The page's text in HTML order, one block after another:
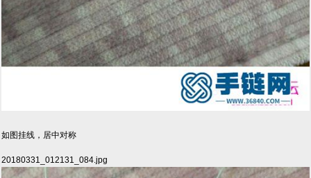
如图挂线，居中对称
20180331_012131_084.jpg